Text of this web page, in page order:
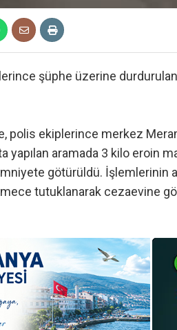
şüphe üzerine
polis ekiplerince merkez
yapılan aramada 3 kilo eroin
götürüldü. İşlemlerinin
tutuklanarak cezaevine